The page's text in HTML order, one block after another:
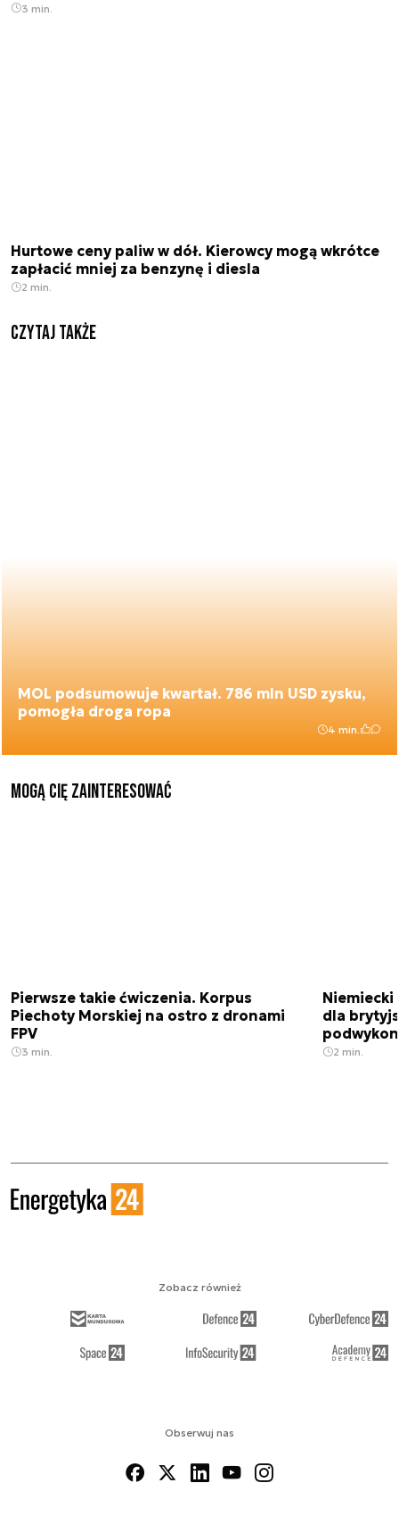
3 min.
Hurtowe ceny paliw w dół. Kierowcy mogą wkrótce
zapłacić mniej za benzynę i diesla
2 min.
Czytaj także
MOL podsumowuje kwartał. 786 mln USD zysku,
pomogła droga ropa
4 min.
Mogą Cię zainteresować
Pierwsze takie ćwiczenia. Korpus
Piechoty Morskiej na ostro z dronami
FPV
3 min.
dla
2 min.
Obserwuj nas
Zobacz również